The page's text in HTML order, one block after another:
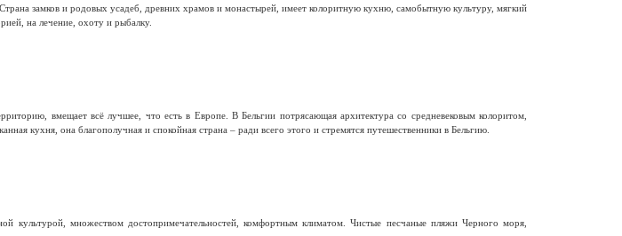
замков и родовых усадеб, древних храмов и монастырей, имеет колоритную кухню, самобытную культуру, мягкий
на лечение, охоту и рыбалку.
вмещает всё лучшее, что есть в Европе. В Бельгии потрясающая архитектура со средневековым колоритом,
кухня, она благополучная и спокойная страна – ради всего этого и стремятся путешественники в Бельгию.
культурой, множеством достопримечательностей, комфортным климатом. Чистые песчаные пляжи Черного моря,